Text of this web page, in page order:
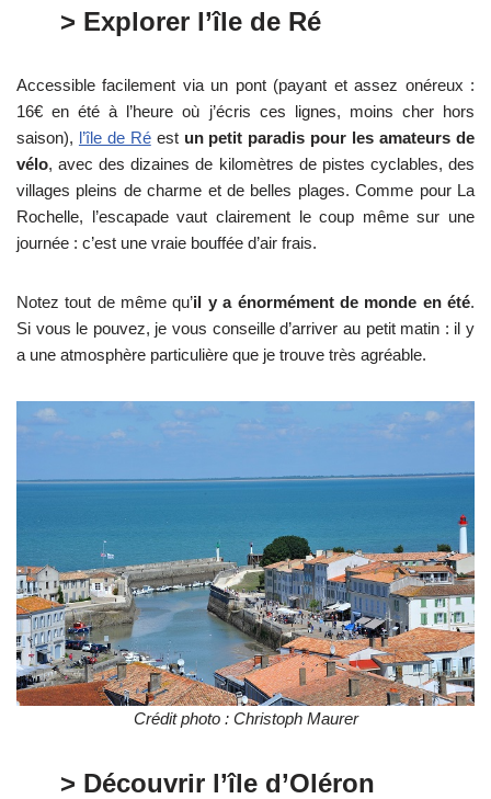
> Explorer l’île de Ré
Accessible facilement via un pont (payant et assez onéreux :
16€ en été à l’heure où j’écris ces lignes, moins cher hors
saison), l’île de Réest un petit paradis pour les amateurs de
vélo, avec des dizaines de kilomètres de pistes cyclables, des
villages pleins de charme et de belles plages. Comme pour La
Rochelle, l’escapade vaut clairement le coup même sur une
journée : c’est une vraie bouffée d’air frais.
Notez tout de même qu’il y a énormément de monde en été.
Si vous le pouvez, je vous conseille d’arriver au petit matin : il y
a une atmosphère particulière que je trouve très agréable.
Crédit photo : Christoph Maurer
> Découvrir l’île d’Oléron